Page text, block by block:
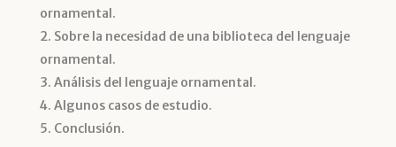
ornamental.
Sobre la necesidad de una biblioteca del lenguaje
ornamental.
Análisis del lenguaje ornamental.
Algunos casos de estudio.
Conclusión.